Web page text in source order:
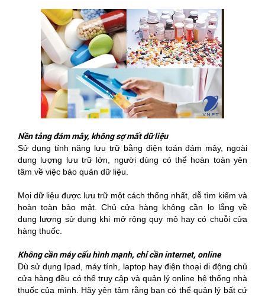
Nền tảng đám mây, không sợ mất dữ liệu
Sử dụng tính năng lưu trữ bằng điện toán đám mây, ngoài
dung lượng lưu trữ lớn, người dùng có thể hoàn toàn yên
tâm về việc bảo quản dữ liệu.
Mọi dữ liệu được lưu trữ một cách thống nhất, dễ tìm kiếm và
hoàn toàn bảo mật. Chủ cửa hàng không cần lo lắng về
dung lượng sử dụng khi mở rộng quy mô hay có chuỗi cửa
hàng thuốc.
Không cần máy cấu hình mạnh, chỉ cần internet, online
Dù sử dụng Ipad, máy tính, laptop hay điện thoại di động chủ
cửa hàng đều có thể truy cập và quản lý online hệ thống nhà
thuốc của mình. Hãy yên tâm rằng bạn có thể quản lý bất cứ